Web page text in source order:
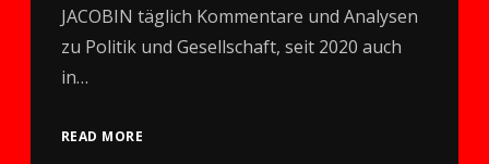
JACOBIN täglich Kommentare und Analysen
zu Politik und Gesellschaft, seit 2020 auch
in…
READ MORE